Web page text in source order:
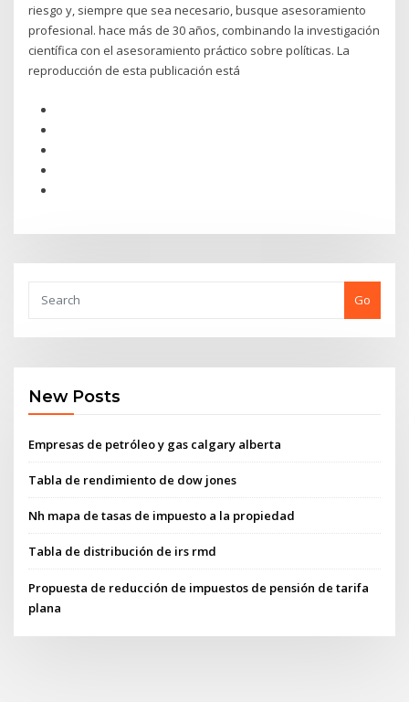
riesgo y, siempre que sea necesario, busque asesoramiento
profesional. hace más de 30 años, combinando la investigación
científica con el asesoramiento práctico sobre políticas. La
reproducción de esta publicación está
Go
New Posts
Empresas de petróleo y gas calgary alberta
Tabla de rendimiento de dow jones
Nh mapa de tasas de impuesto a la propiedad
Tabla de distribución de irs rmd
Propuesta de reducción de impuestos de pensión de tarifa
plana